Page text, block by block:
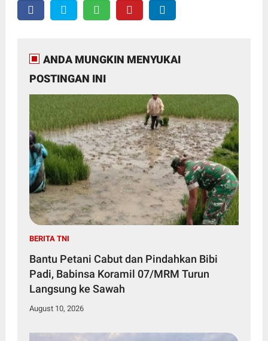
ANDA MUNGKIN MENYUKAI
POSTINGAN INI
BERITA TNI
Bantu Petani Cabut dan Pindahkan Bibi
Padi, Babinsa Koramil 07/MRM Turun
Langsung ke Sawah
August 10, 2026